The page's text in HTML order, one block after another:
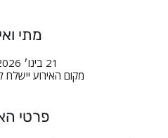
מתי
21 בינו׳ 2026, 19:30
מקום האירוע
פרטי